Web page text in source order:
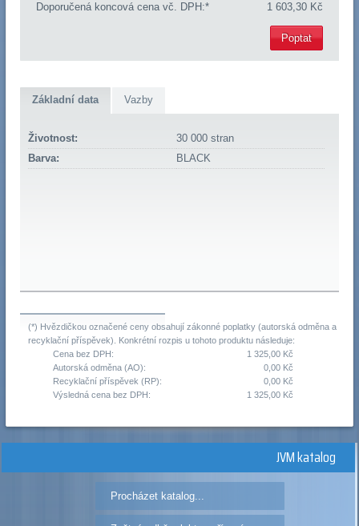
Doporučená koncová cena vč. DPH:*
1 603,30 Kč
Poptat
Základní data Vazby
Životnost:
30 000 stran
Barva:
BLACK
(*) Hvězdičkou označené ceny obsahují zákonné poplatky (autorská odměna a
recyklační příspěvek). Konkrétní rozpis u tohoto produktu následuje:
Cena bez DPH:
1 325,00 Kč
Autorská odměna (AO):
0,00 Kč
Recyklační příspěvek (RP):
0,00 Kč
Výsledná cena bez DPH:
1 325,00 Kč
JVM katalog
Procházet katalog...